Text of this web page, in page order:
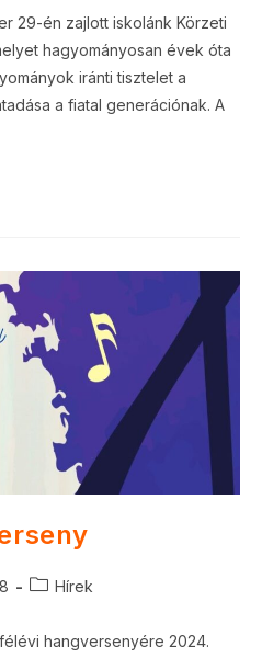
29-én zajlott iskolánk Körzeti
hagyományosan évek óta
iránti tisztelet a
a fiatal generációnak. A
PostHírek
hangversenyére 2024.